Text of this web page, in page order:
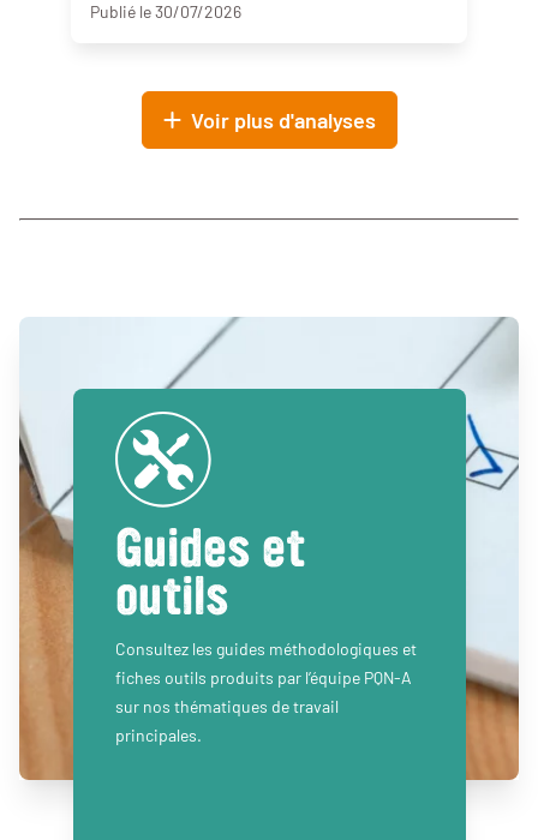
Publié le 30/07/2026
Voir plus d'analyses
Guides et
outils
Consultez les guides méthodologiques et
fiches outils produits par l’équipe PQN-A
sur nos thématiques de travail
principales.